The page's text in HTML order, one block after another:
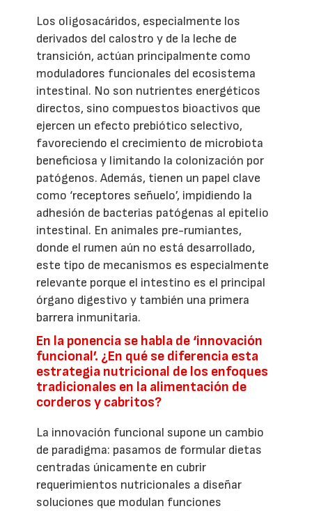
Los oligosacáridos, especialmente los
derivados del calostro y de la leche de
transición, actúan principalmente como
moduladores funcionales del ecosistema
intestinal. No son nutrientes energéticos
directos, sino compuestos bioactivos que
ejercen un efecto prebiótico selectivo,
favoreciendo el crecimiento de microbiota
beneficiosa y limitando la colonización por
patógenos. Además, tienen un papel clave
como ‘receptores señuelo’, impidiendo la
adhesión de bacterias patógenas al epitelio
intestinal. En animales pre-rumiantes,
donde el rumen aún no está desarrollado,
este tipo de mecanismos es especialmente
relevante porque el intestino es el principal
órgano digestivo y también una primera
barrera inmunitaria.
En la ponencia se habla de ‘innovación
funcional’. ¿En qué se diferencia esta
estrategia nutricional de los enfoques
tradicionales en la alimentación de
corderos y cabritos?
La innovación funcional supone un cambio
de paradigma: pasamos de formular dietas
centradas únicamente en cubrir
requerimientos nutricionales a diseñar
soluciones que modulan funciones